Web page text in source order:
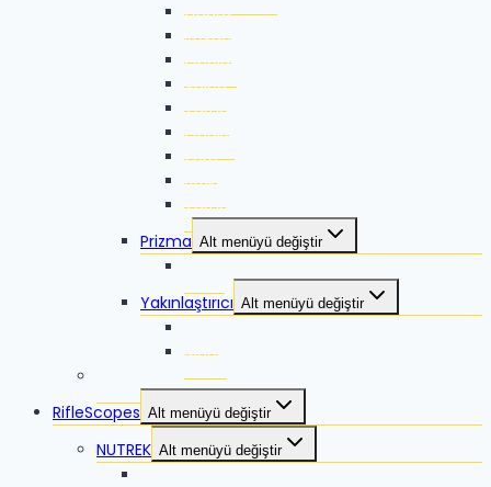
Guard
Rovac
Ocelot
Volca
Torna
Quake
Zero
Strike
Torna 2
Prizma Alt menüyü değiştir
Yakınlaştırıcı Alt menüyü değiştir
Mago
RifleScopes Alt menüyü değiştir
NUTREK Alt menüyü değiştir